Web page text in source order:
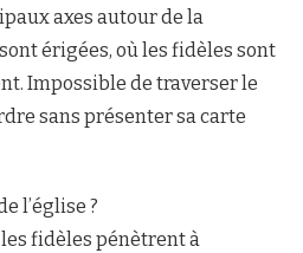
axes autour de la
érigées, où les fidèles sont
Impossible de traverser le
sans présenter sa carte
l’église ?
fidèles pénètrent à